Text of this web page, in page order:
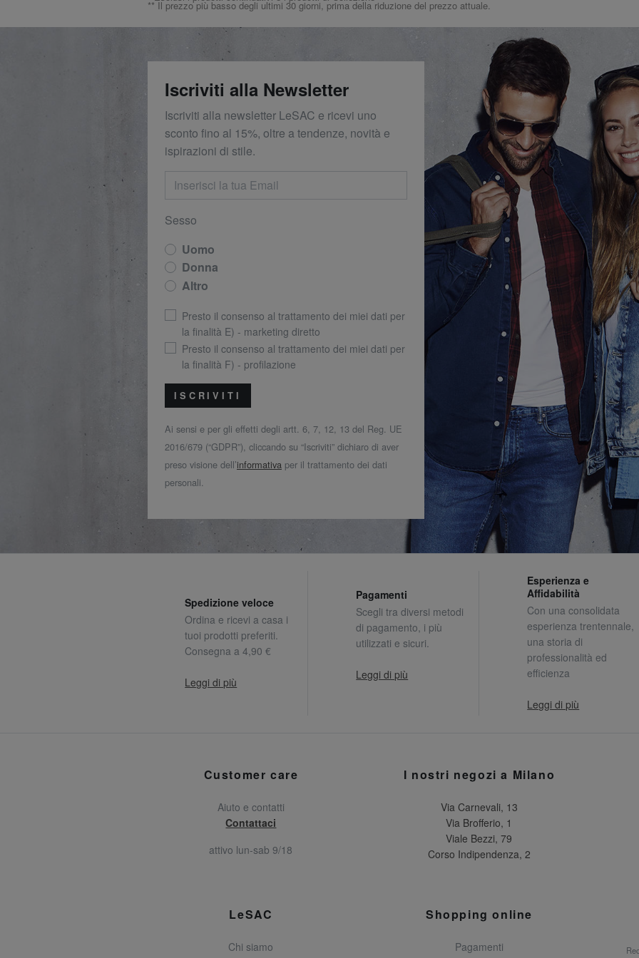
** Il prezzo più basso degli ultimi 30 giorni, prima della riduzione del prezzo attuale.
Iscriviti alla Newsletter
Iscriviti alla newsletter LeSAC e ricevi uno
sconto fino al 15%, oltre a tendenze, novità e
ispirazioni di stile.
Sesso
Uomo
Donna
Altro
Presto il consenso al trattamento dei miei dati per
la finalità E) - marketing diretto
Presto il consenso al trattamento dei miei dati per
la finalità F) - profilazione
ISCRIVITI
Ai sensi e per gli effetti degli artt. 6, 7, 12, 13 del Reg. UE
2016/679 (“GDPR”), cliccando su “Iscriviti” dichiaro di aver
preso visione dell’informativa per il trattamento dei dati
personali.
Spedizione veloce
Ordina e ricevi a casa i
tuoi prodotti preferiti.
Consegna a 4,90 €
Leggi di più
Pagamenti
Scegli tra diversi metodi
di pagamento, i più
utilizzati e sicuri.
Leggi di più
Esperienza e
Affidabilità
Con una consolidata
esperienza trentennale,
una storia di
professionalità ed
efficienza
Leggi di più
Customer care
Aiuto e contatti
Contattaci
attivo lun-sab 9/18
I nostri negozi a Milano
Via Carnevali, 13
Via Brofferio, 1
Viale Bezzi, 79
Corso Indipendenza, 2
LeSAC
Chi siamo
Shopping online
Pagamenti